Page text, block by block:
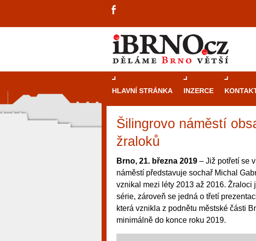
HLAVNÍ STRÁNKA INZERCE
Šilingrovo náměstí
žraloků
Brno, 21. března 2019 – Již potřetí se
náměstí představuje sochař Michal
vznikal mezi léty 2013 až 2016.
série, zároveň se jedná o třetí
která vznikla z podnětu městské části
minimálně do konce roku 2019.
návštěvníky, tak pro příležitostné hráče. V...